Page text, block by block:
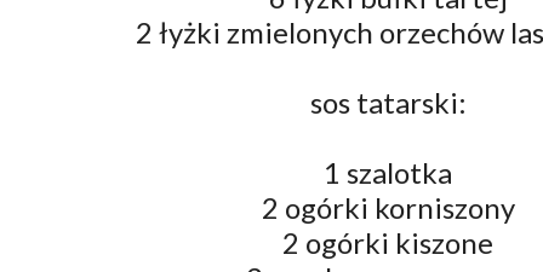
2 łyżki zmielonych orzechów
sos tatarski:
1 szalotka
2 ogórki korniszony
2 ogórki kiszone